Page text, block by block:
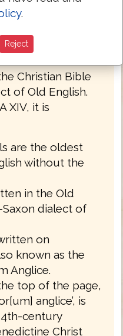
c.1175
known as the
Christian Bible
of Old English.
XIV, it is
are the oldest
without the
in the Old
dialect of
on
known as the
Anglice.
top of the page,
anglice’, is
century
Christ
.
Reject